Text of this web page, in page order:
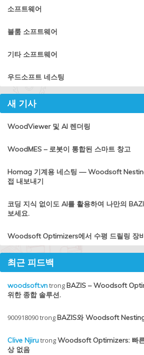
소프트웨어
블룸 소프트웨어
기타 소프트웨어
우드소프트 네스팅
새 기사
WoodViewer 및 AI 렌더링
WoodMES – 로봇이 통합된 스마트 창고
Homag 기계용 네스팅 — Woodsoft
접 내보내기
코딩 지식 없이도 AI를 활용하여 나만의
보세요.
Woodsoft Optimizers에서 수평 드릴링 장
최근 피드백
woodsoft.vntrongBAZIS – Woodsoft
위한 종합 솔루션.
900918090trongBAZIS와 Woodsoft
Clive NjirutrongWoodsoft Optimizers: 빠
상 없음